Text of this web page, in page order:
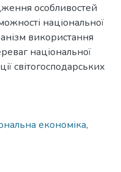
особливостей
національної
використання
національної
світогосподарських
економіка,